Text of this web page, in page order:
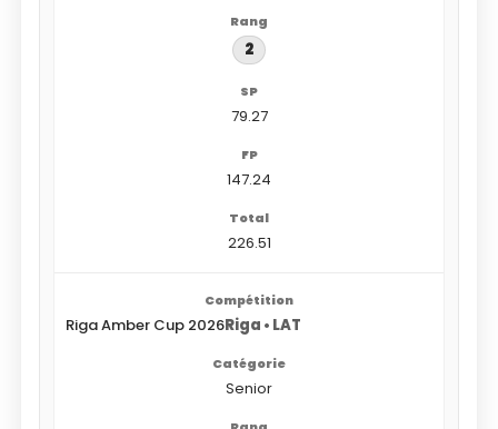
2
79.27
147.24
226.51
Riga Amber Cup 2026Riga • LAT
Senior